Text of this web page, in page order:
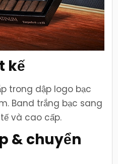
kế
trong dập logo bạc
Band trắng bạc sang
và cao cấp.
& chuyển